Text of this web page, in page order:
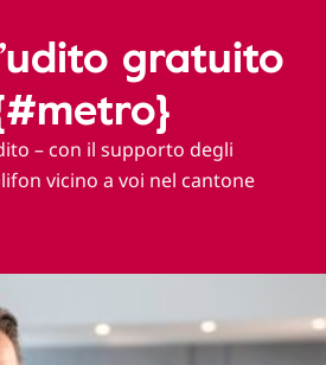
gratuito
– con il supporto degli
vicino a voi nel cantone